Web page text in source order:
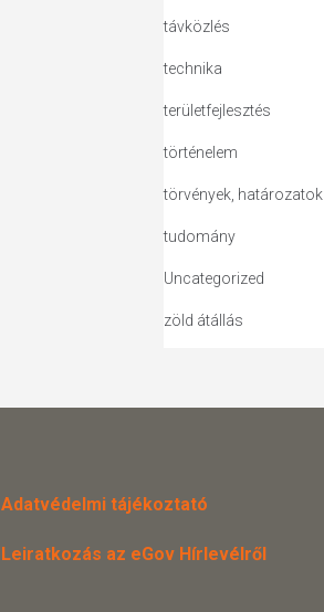
távközlés
technika
területfejlesztés
történelem
törvények, határozatok
tudomány
Uncategorized
zöld átállás
Adatvédelmi tájékoztató
Leiratkozás az eGov Hírlevélről